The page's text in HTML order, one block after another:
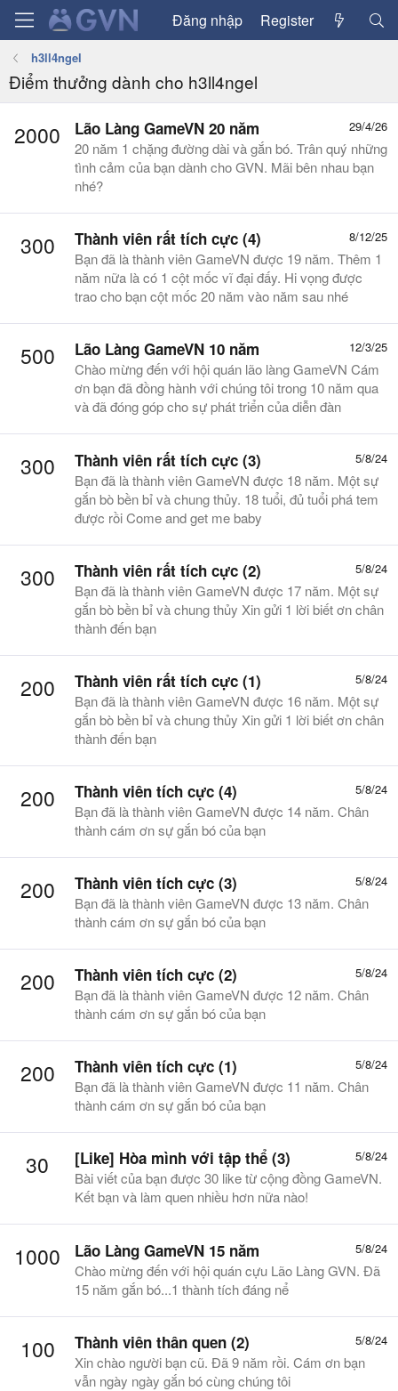
Đăng nhập Register
h3ll4ngel
Điểm thưởng dành cho h3ll4ngel
2000 29/4/26
Lão Làng GameVN 20 năm
20 năm 1 chặng đường dài và gắn bó. Trân quý những
tình cảm của bạn dành cho GVN. Mãi bên nhau bạn
nhé?
300 8/12/25
Thành viên rất tích cực (4)
Bạn đã là thành viên GameVN được 19 năm. Thêm 1
năm nữa là có 1 cột mốc vĩ đại đấy. Hi vọng được
trao cho bạn cột mốc 20 năm vào năm sau nhé
500 12/3/25
Lão Làng GameVN 10 năm
Chào mừng đến với hội quán lão làng GameVN Cám
ơn bạn đã đồng hành với chúng tôi trong 10 năm qua
và đã đóng góp cho sự phát triển của diễn đàn
300 5/8/24
Thành viên rất tích cực (3)
Bạn đã là thành viên GameVN được 18 năm. Một sự
gắn bò bền bỉ và chung thủy. 18 tuổi, đủ tuổi phá tem
được rồi Come and get me baby
300 5/8/24
Thành viên rất tích cực (2)
Bạn đã là thành viên GameVN được 17 năm. Một sự
gắn bò bền bỉ và chung thủy Xin gửi 1 lời biết ơn chân
thành đến bạn
200 5/8/24
Thành viên rất tích cực (1)
Bạn đã là thành viên GameVN được 16 năm. Một sự
gắn bò bền bỉ và chung thủy Xin gửi 1 lời biết ơn chân
thành đến bạn
200 5/8/24
Thành viên tích cực (4)
Bạn đã là thành viên GameVN được 14 năm. Chân
thành cám ơn sự gắn bó của bạn
200 5/8/24
Thành viên tích cực (3)
Bạn đã là thành viên GameVN được 13 năm. Chân
thành cám ơn sự gắn bó của bạn
200 5/8/24
Thành viên tích cực (2)
Bạn đã là thành viên GameVN được 12 năm. Chân
thành cám ơn sự gắn bó của bạn
200 5/8/24
Thành viên tích cực (1)
Bạn đã là thành viên GameVN được 11 năm. Chân
thành cám ơn sự gắn bó của bạn
30 5/8/24
[Like] Hòa mình với tập thể (3)
Bài viết của bạn được 30 like từ cộng đồng GameVN.
Kết bạn và làm quen nhiều hơn nữa nào!
1000 5/8/24
Lão Làng GameVN 15 năm
Chào mừng đến với hội quán cựu Lão Làng GVN. Đã
15 năm gắn bó...1 thành tích đáng nể
100 5/8/24
Thành viên thân quen (2)
Xin chào người bạn cũ. Đã 9 năm rồi. Cám ơn bạn
vẫn ngày ngày gắn bó cùng chúng tôi